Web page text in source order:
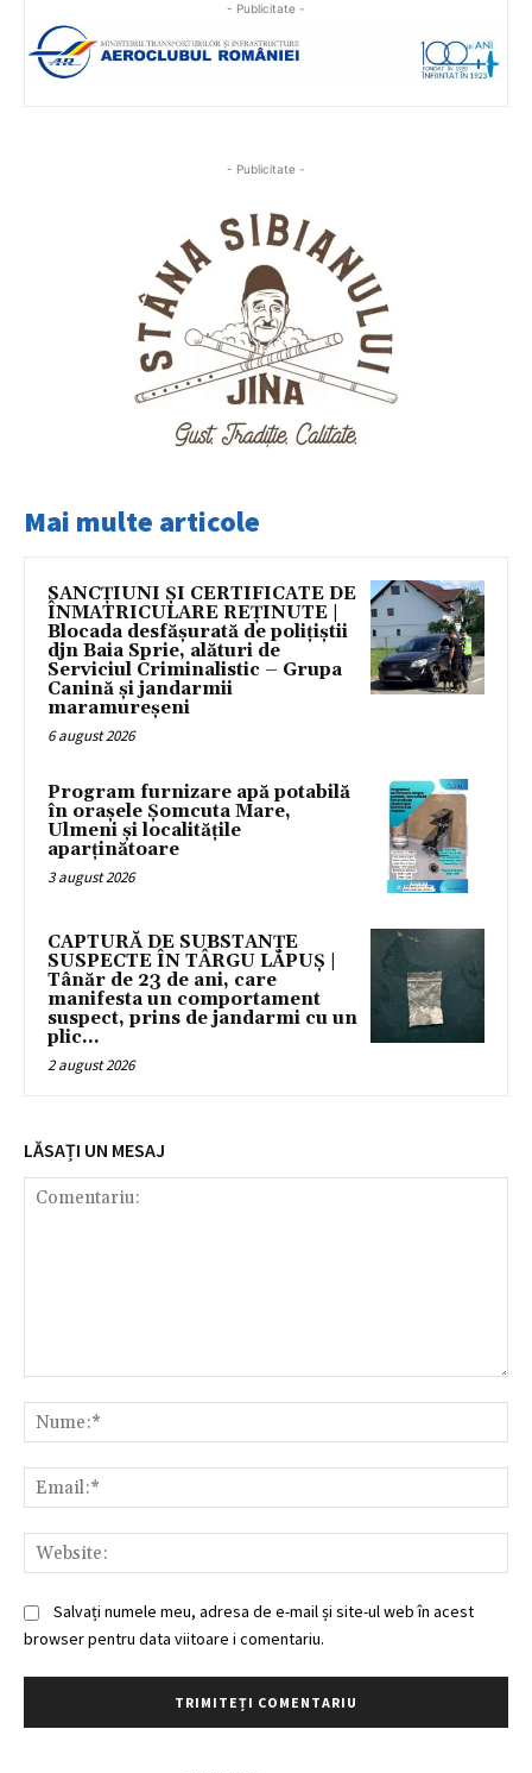
- Publicitate -
- Publicitate -
Mai multe articole
SANCȚIUNI ȘI CERTIFICATE DE
ÎNMATRICULARE REȚINUTE |
Blocada desfășurată de polițiștii
djn Baia Sprie, alături de
Serviciul Criminalistic – Grupa
Canină și jandarmii
maramureșeni
6 august 2026
Program furnizare apă potabilă
în orașele Șomcuta Mare,
Ulmeni și localitățile
aparținătoare
3 august 2026
CAPTURĂ DE SUBSTANȚE
SUSPECTE ÎN TÂRGU LĂPUȘ |
Tânăr de 23 de ani, care
manifesta un comportament
suspect, prins de jandarmi cu un
plic...
2 august 2026
LĂSAȚI UN MESAJ
Salvați numele meu, adresa de e-mail și site-ul web în acest
browser pentru data viitoare i comentariu.